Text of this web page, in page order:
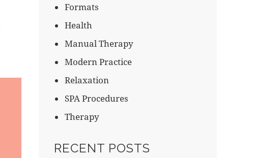
Formats
Health
Manual Therapy
Modern Practice
Relaxation
SPA Procedures
Therapy
RECENT POSTS